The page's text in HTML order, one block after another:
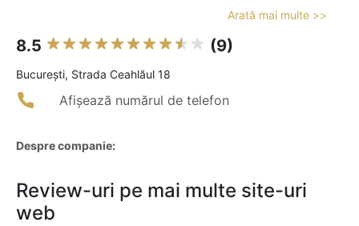
Arată mai multe >>
8.5 (9)
Bucureşti, Strada Ceahlăul 18
Afișează numărul de telefon
Despre companie:
Review-uri pe mai multe site-uri
web